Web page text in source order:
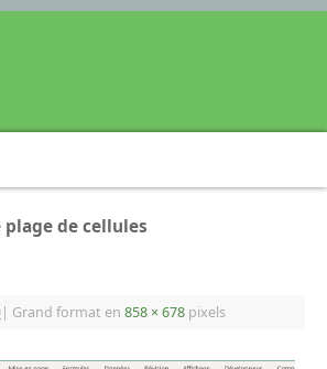
de cellules
| Grand format en 858 × 678 pixels